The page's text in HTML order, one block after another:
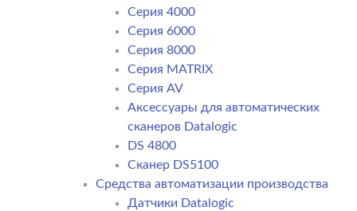
Серия 4000
Серия 6000
Серия 8000
Серия MATRIX
Серия AV
Аксессуары для автоматических
сканеров Datalogic
DS 4800
Сканер DS5100
Средства автоматизации производства
Датчики Datalogic